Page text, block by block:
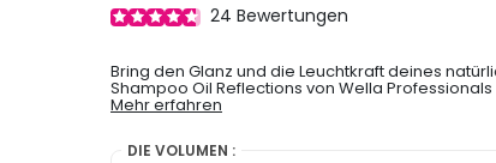
24 Bewertungen
Bring den Glanz und die Leuchtkraft deines
Shampoo Oil Reflections von Wella Professionals
Mehr erfahren
DIE VOLUMEN :